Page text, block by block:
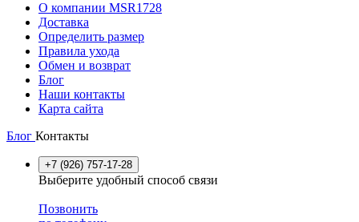
О компании MSR1728
Доставка
Определить размер
Правила ухода
Обмен и возврат
Блог
Наши контакты
Карта сайта
Блог Контакты
+7 (926) 757-17-28
Выберите удобный способ связи
Позвонить